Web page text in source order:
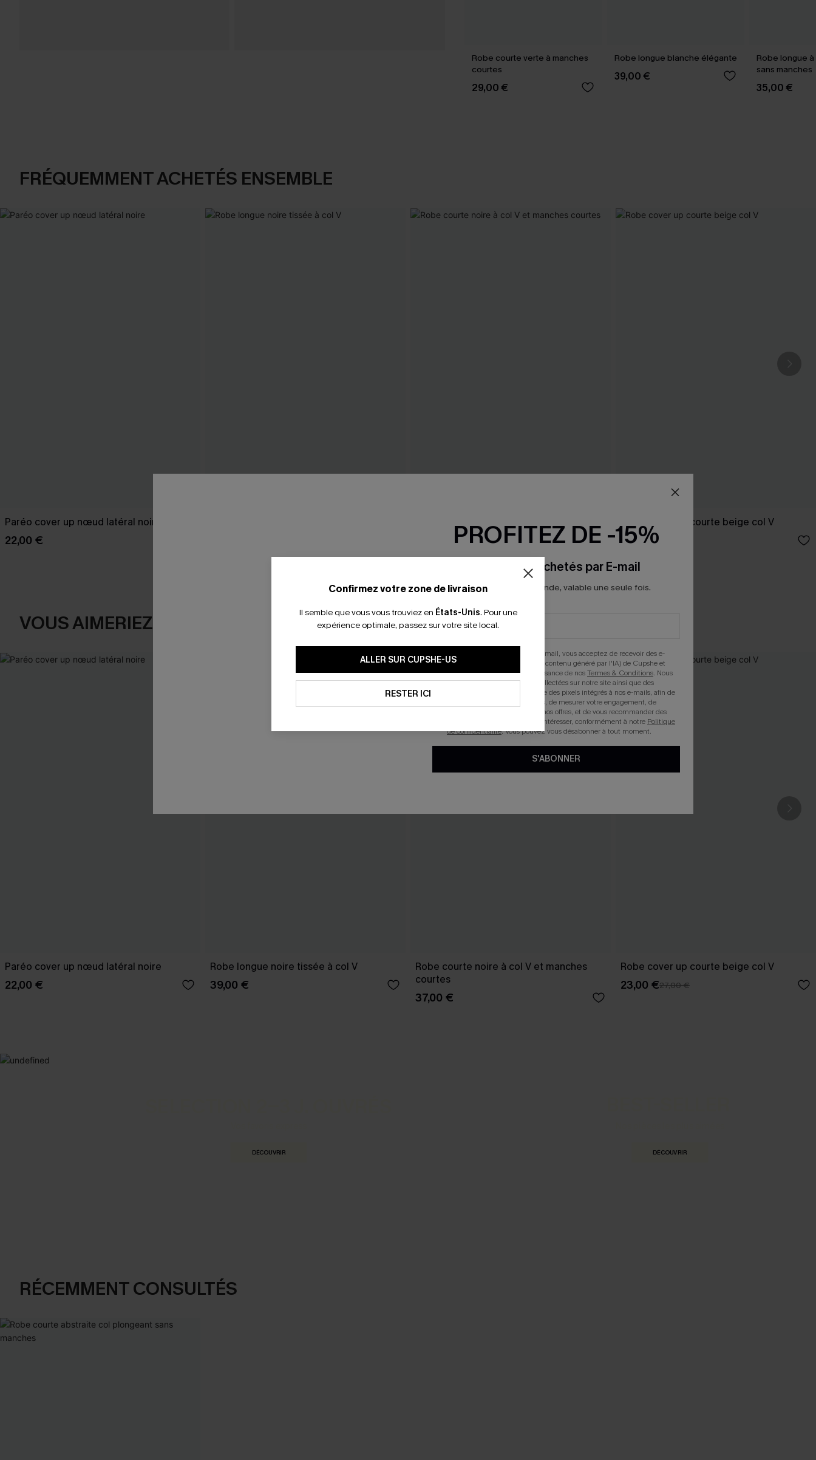
Robe courte verte à manches
courtes
29,00 €
Robe longue blanche élégante
39,00 €
Robe longue
sans manches
35,00 €
FRÉQUEMMENT ACHETÉS ENSEMBLE
Paréo cover up nœud latéral noire
22,00 €
37,00 €
Robe cover up courte beige col V
23,00 €
VOUS AIMERIEZ AUSSI
Paréo cover up nœud latéral noire
22,00 €
Robe longue noire tissée à col V
39,00 €
Robe courte noire à col V et manches
courtes
37,00 €
Robe cover up courte beige col V
23,00 €27,00 €
DÉCOUVRIR DÉCOUVRIR
RÉCEMMENT CONSULTÉS
Confirmez votre zone de livraison
Il semble que vous vous trouviez en États-Unis. Pour une
expérience optimale, passez sur votre site local.
ALLER SUR CUPSHE-US
RESTER ICI
PROFITEZ DE -15%
-15% dès 2 Achetés par E-mail
*Un code par commande, valable une seule fois.
En soumettant votre adresse e-mail, vous acceptez de recevoir des e-
mails marketing (y compris du contenu généré par l'IA) de Cupshe et
reconnaissez avoir pris connaissance de nosTermes & Conditions. Nous
pouvons utiliser les données collectées sur notre site ainsi que des
technologies de suivi, telles que des pixels intégrés à nos e-mails, afin de
savoir si ceux-ci ont été ouverts, de mesurer votre engagement, de
personnaliser nos contenus et nos offres, et de vous recommander des
produits susceptibles de vous intéresser, conformément à notre Politique
de confidentialité. Vous pouvez vous désabonner à tout moment.
S'ABONNER